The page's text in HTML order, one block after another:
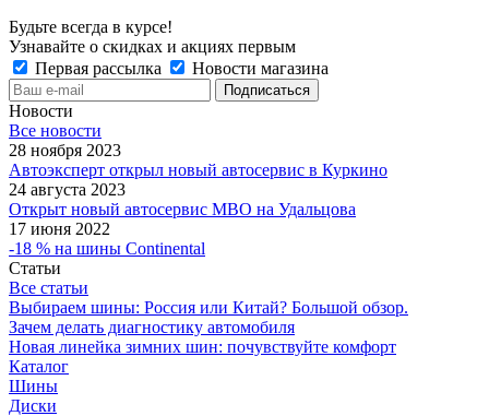
Будьте всегда в курсе!
Узнавайте о скидках и акциях первым
Первая рассылка
Новости магазина
Новости
Все новости
28 ноября 2023
Автоэксперт открыл новый автосервис в Куркино
24 августа 2023
Открыт новый автосервис МВО на Удальцова
17 июня 2022
-18 % на шины Continental
Статьи
Все статьи
Выбираем шины: Россия или Китай? Большой обзор.
Зачем делать диагностику автомобиля
Новая линейка зимних шин: почувствуйте комфорт
Каталог
Шины
Диски